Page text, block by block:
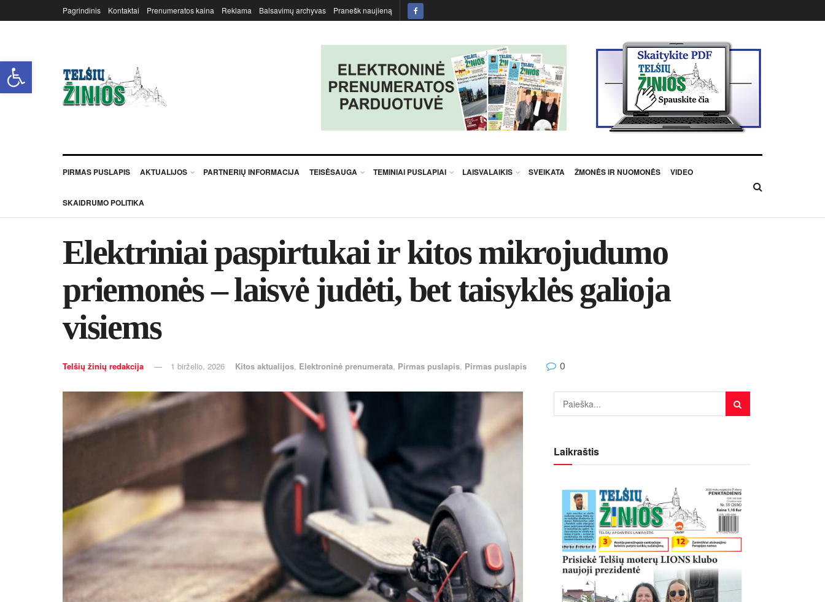
Open toolbar
Pagrindinis Kontaktai Prenumeratos kaina Reklama Balsavimų archyvas Pranešk naujieną
PIRMAS PUSLAPIS AKTUALIJOS PARTNERIŲ INFORMACIJA TEISĖSAUGA TEMINIAI PUSLAPIAI LAISVALAIKIS SVEIKATA ŽMONĖS IR NUOMONĖS VIDEO
SKAIDRUMO POLITIKA
Elektriniai paspirtukai ir kitos mikrojudumo
priemonės – laisvė judėti, bet taisyklės galioja
visiems
Telšių žinių redakcija 1 birželio, 2026 Kitos aktualijos, Elektroninė prenumerata, Pirmas puslapis, Pirmas puslapis 0
Laikraštis